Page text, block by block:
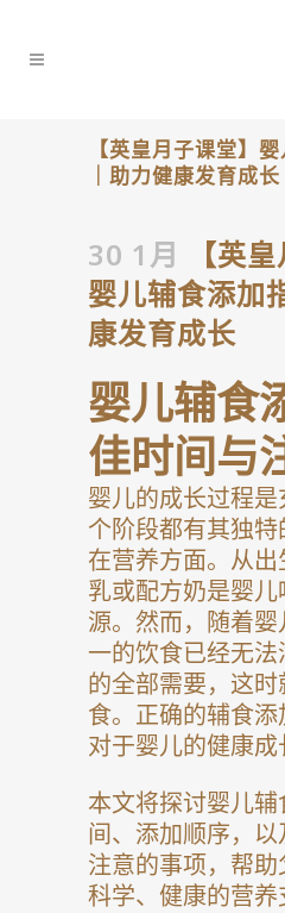
【英皇月子课堂】
｜助力健康发育成长
30 1月
【英
婴儿辅食添加
康发育成长
婴儿辅食
佳时间与
婴儿的成长过程
个阶段都有其独
在营养方面。从
乳或配方奶是婴
源。然而，随着
一的饮食已经无
的全部需要，这
食。正确的辅食添
对于婴儿的健康成
本文将探讨婴儿
间、添加顺序，
注意的事项，帮
科学、健康的营养